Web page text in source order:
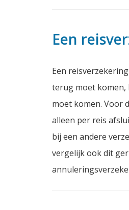
Een
Een
terug moet komen,
moet komen. Voor
alleen per reis
bij een andere
vergelijk ook dit